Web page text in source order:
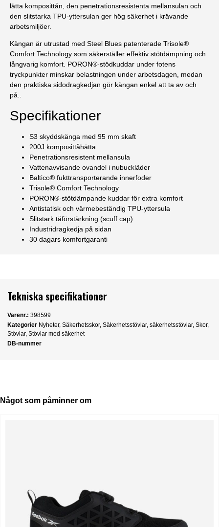
lätta komposittån, den penetrationsresistenta mellansulan och
den slitstarka TPU-yttersulan ger hög säkerhet i krävande
arbetsmiljöer.
Kängan är utrustad med Steel Blues patenterade Trisole®
Comfort Technology som säkerställer effektiv stötdämpning och
långvarig komfort. PORON®-stödkuddar under fotens
tryckpunkter minskar belastningen under arbetsdagen, medan
den praktiska sidodragkedjan gör kängan enkel att ta av och
på..
Specifikationer
S3 skyddskänga med 95 mm skaft
200J komposittåhätta
Penetrationsresistent mellansula
Vattenavvisande ovandel i nubuckläder
Baltico® fukttransporterande innerfoder
Trisole® Comfort Technology
PORON®-stötdämpande kuddar för extra komfort
Antistatisk och värmebeständig TPU-yttersula
Slitstark tåförstärkning (scuff cap)
Industridragkedja på sidan
30 dagars komfortgaranti
Tekniska specifikationer
Varenr.: 398599
Kategorier Nyheter, Säkerhetsskor, Säkerhetsstövlar, säkerhetsstövlar, Skor,
Stövlar, Stövlar med säkerhet
DB-nummer
Något som påminner om